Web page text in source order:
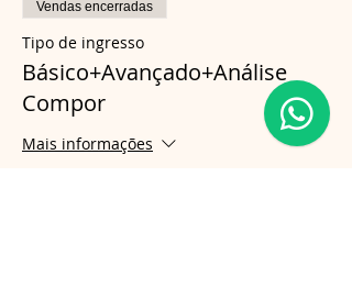
Vendas encerradas
Tipo de ingresso
Básico+Avançado+Análise
Compor
Mais informações